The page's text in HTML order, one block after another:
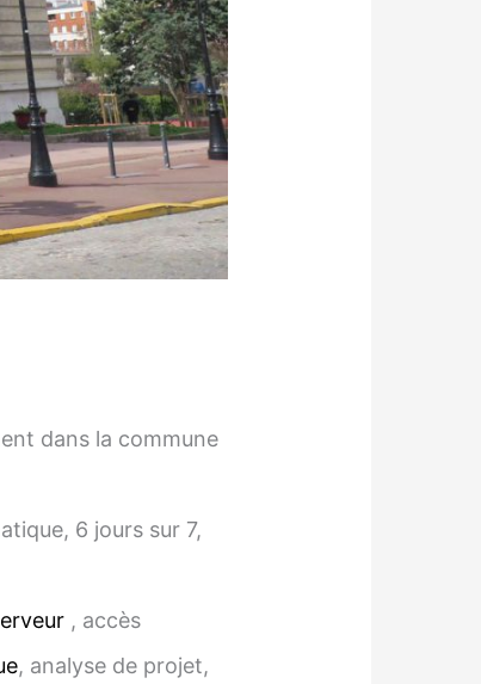
dans la commune
6 jours sur 7,
, accès
, analyse de projet,